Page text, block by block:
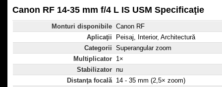
Canon RF 14-35 mm f/4 L IS USM Specificaţie
Monturi disponibile Canon RF
Aplicaţii
Peisaj, Interior, Architectură
Categorii Superangular zoom
Multiplicator 1×
Stabilizator nu
Distanţa focală 14 - 35 mm (2,5× zoom)